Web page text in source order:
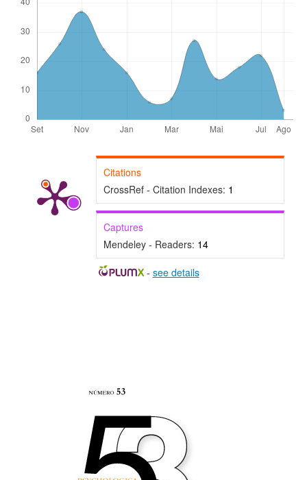
Citations
CrossRef - Citation Indexes: 1
Captures
Mendeley - Readers: 14
- see details